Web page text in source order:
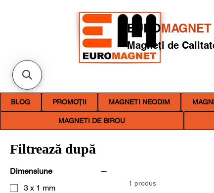
EUROMAGNET
Magneți de
BLOG PROMOȚII MAGNETI NEODIM
MAGNETI DE BIROU
Filtrează după
Dimensiune
3 x 1 mm
1 produs